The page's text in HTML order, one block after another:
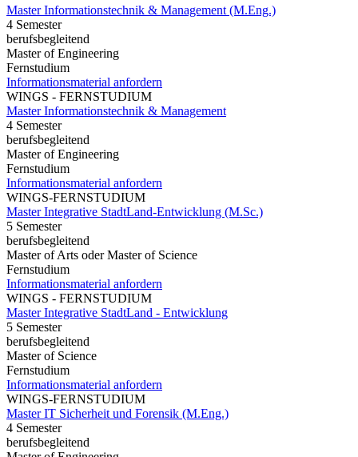
Master Informationstechnik & Management (M.Eng.)
4 Semester
berufsbegleitend
Master of Engineering
Fernstudium
Informationsmaterial anfordern
WINGS - FERNSTUDIUM
Master Informationstechnik & Management
4 Semester
berufsbegleitend
Master of Engineering
Fernstudium
Informationsmaterial anfordern
WINGS-FERNSTUDIUM
Master Integrative StadtLand-Entwicklung (M.Sc.)
5 Semester
berufsbegleitend
Master of Arts oder Master of Science
Fernstudium
Informationsmaterial anfordern
WINGS - FERNSTUDIUM
Master Integrative StadtLand - Entwicklung
5 Semester
berufsbegleitend
Master of Science
Fernstudium
Informationsmaterial anfordern
WINGS-FERNSTUDIUM
Master IT Sicherheit und Forensik (M.Eng.)
4 Semester
berufsbegleitend